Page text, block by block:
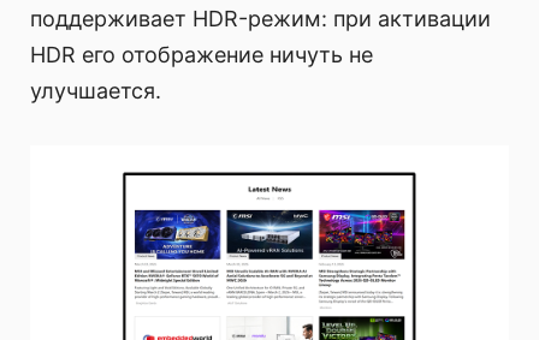
поддерживает HDR-режим: при активации
HDR его отображение ничуть не
улучшается.